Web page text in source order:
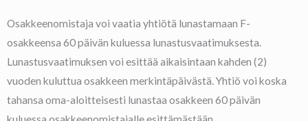
Osakkeenomistaja voi vaatia yhtiötä lunastamaan F-
osakkeensa 60 päivän kuluessa lunastusvaatimuksesta.
Lunastusvaatimuksen voi esittää aikaisintaan kahden (2)
vuoden kuluttua osakkeen merkintäpäivästä. Yhtiö voi koska
tahansa oma-aloitteisesti lunastaa osakkeen 60 päivän